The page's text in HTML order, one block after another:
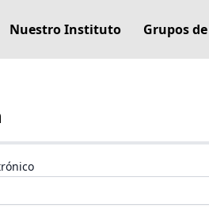
Nuestro Instituto Grupos